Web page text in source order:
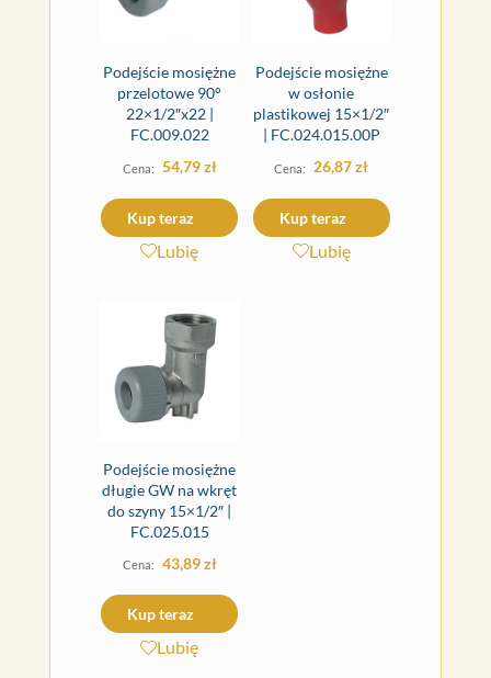
Podejście mosiężne
przelotowe 90°
22×1/2″x22 |
FC.009.022
54,79zł
Kup teraz
Lubię
Podejście mosiężne
w osłonie
plastikowej 15×1/2″
| FC.024.015.00P
26,87zł
Kup teraz
Lubię
Podejście mosiężne
długie GW na wkręt
do szyny 15×1/2″ |
FC.025.015
43,89zł
Kup teraz
Lubię